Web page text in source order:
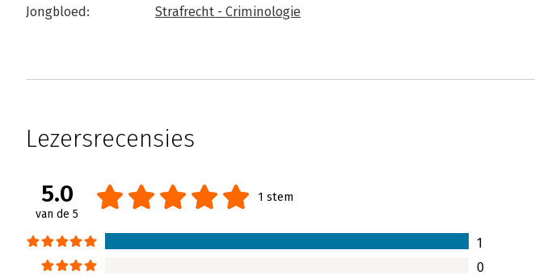
Jongbloed:
Strafrecht - Criminologie
Lezersrecensies
5.0
van de 5
1 stem
1
0